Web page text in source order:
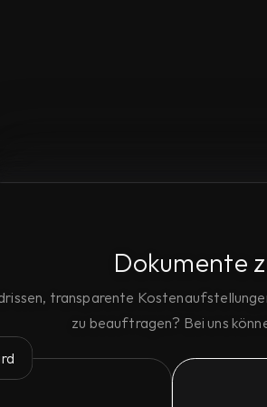
Dokumente
transparente
zu beauftragen? Bei uns